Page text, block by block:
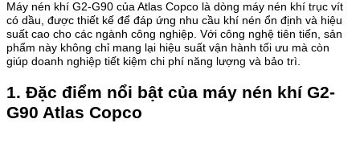
Máy nén khí G2-G90 của Atlas Copco là dòng máy nén khí trục vít
có dầu, được thiết kế để đáp ứng nhu cầu khí nén ổn định và hiệu
suất cao cho các ngành công nghiệp. Với công nghệ tiên tiến, sản
phẩm này không chỉ mang lại hiệu suất vận hành tối ưu mà còn
giúp doanh nghiệp tiết kiệm chi phí năng lượng và bảo trì.
1. Đặc điểm nổi bật của máy nén khí G2-
G90 Atlas Copco